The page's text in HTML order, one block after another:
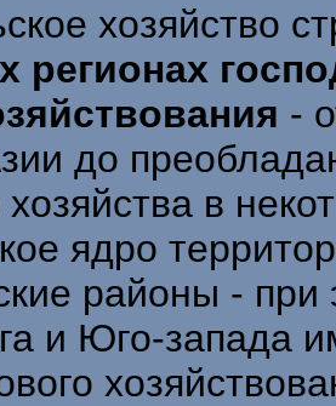
хозяйство
регионах
-
до
хозяйства в
ядро
районы - при
и Юго-запада